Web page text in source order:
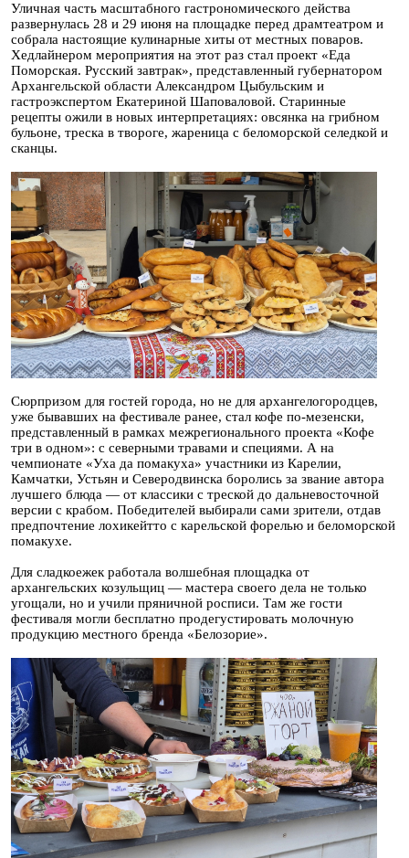
Уличная часть масштабного гастрономического действа
развернулась 28 и 29 июня на площадке перед драмтеатром и
собрала настоящие кулинарные хиты от местных поваров.
Хедлайнером мероприятия на этот раз стал проект «Еда
Поморская. Русский завтрак», представленный губернатором
Архангельской области Александром Цыбульским и
гастроэкспертом Екатериной Шаповаловой. Старинные
рецепты ожили в новых интерпретациях: овсянка на грибном
бульоне, треска в твороге, жареница с беломорской селедкой и
сканцы.
Сюрпризом для гостей города, но не для архангелогородцев,
уже бывавших на фестивале ранее, стал кофе по-мезенски,
представленный в рамках межрегионального проекта «Кофе
три в одном»: с северными травами и специями. А на
чемпионате «Уха да помакуха» участники из Карелии,
Камчатки, Устьян и Северодвинска боролись за звание автора
лучшего блюда — от классики с треской до дальневосточной
версии с крабом. Победителей выбирали сами зрители, отдав
предпочтение лохикейтто с карельской форелью и беломорской
помакухе.
Для сладкоежек работала волшебная площадка от
архангельских козульщиц — мастера своего дела не только
угощали, но и учили пряничной росписи. Там же гости
фестиваля могли бесплатно продегустировать молочную
продукцию местного бренда «Белозорие».